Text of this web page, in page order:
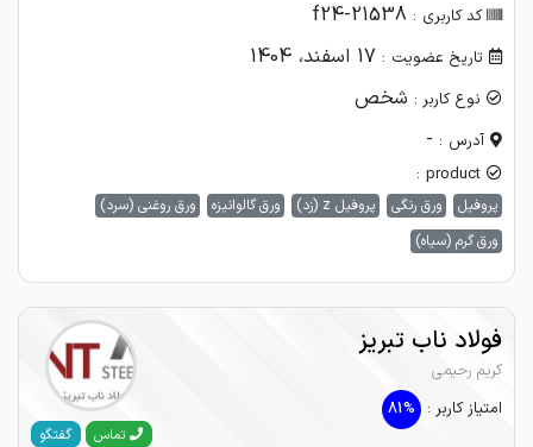
کد کاربری : f24-21538
تاریخ عضویت : 17 اسفند، 1404
نوع کاربر : شخص
آدرس :
product :
پروفیل ورق رنگی پروفیل z (زد) ورق گالوانیزه
ورق روغنی (سرد)
ورق گرم (سیاه)
فولاد ناب تبریز
کریم رحیمی
امتیاز کاربر : 81%
تماس گفتگو